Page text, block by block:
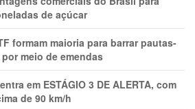
de açúcar
formam maioria para barrar pautas-
meio de emendas
em ESTÁGIO 3 DE ALERTA, com
de 90 km/h